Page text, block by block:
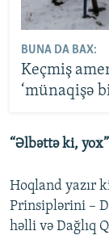
BUNA DA BAX:
Keçmiş
‘münaqişə
“Əlbəttə ki, yox”
Hoqland yazır
Prinsiplərini –
həlli və Dağlıq